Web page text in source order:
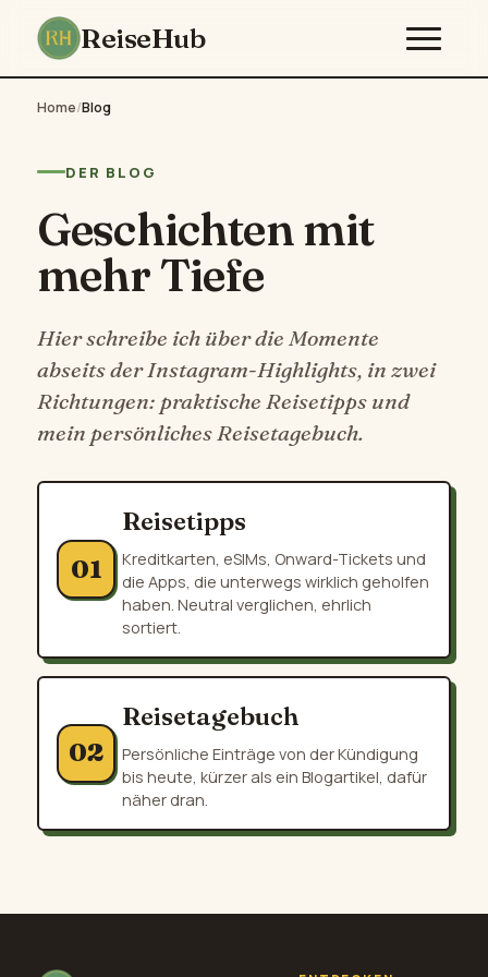
ReiseHub
Home/Blog
DER BLOG
Geschichten mit
mehr Tiefe
Hier schreibe ich über die Momente
abseits der Instagram-Highlights, in zwei
Richtungen: praktische Reisetipps und
mein persönliches Reisetagebuch.
01
Reisetipps
Kreditkarten, eSIMs, Onward-Tickets und
die Apps, die unterwegs wirklich geholfen
haben. Neutral verglichen, ehrlich
sortiert.
02
Reisetagebuch
Persönliche Einträge von der Kündigung
bis heute, kürzer als ein Blogartikel, dafür
näher dran.